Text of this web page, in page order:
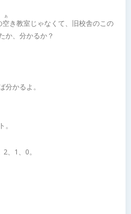
空
あ
き教室じゃなくて、旧校舎のこの
か、分かるか？
分かるよ。
、1、0。